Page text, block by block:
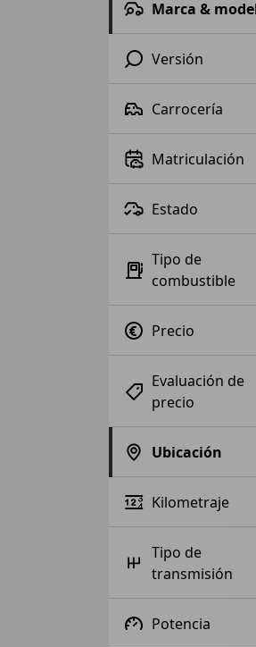
Marca &
Versión
Carrocería
Matriculación
Estado
Tipo de
combustible
Precio
Evaluación de
precio
Ubicación
Kilometraje
Tipo de
transmisión
Potencia